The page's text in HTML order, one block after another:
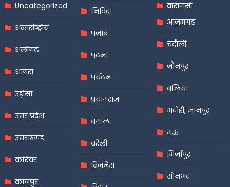
Uncategorized
अन्तर्राष्ट्रीय
अलीगढ़
आगरा
उड़ीसा
उत्तर प्रदेश
उत्तराखण्ड
करियर
कानपुर
निविदा
पंजाब
पटना
पर्यटन
प्रयागराज
बंगाल
बरेली
बिजनेस
वाराणसी
आज़मगढ़
चंदौली
जौनपुर
बलिया
भदोही, ज्ञानपुर
मऊ
मिर्जापुर
सोनभद्र